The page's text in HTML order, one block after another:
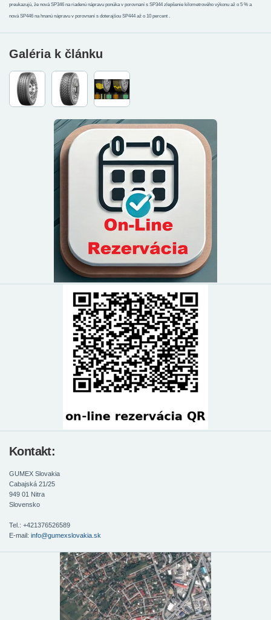
preukazujú, že nová SP346 na riadenú nápravu ponúka v porovnaní s SP344 zlepšenie kilometrového výkonu až o 5 % a
nová SP446 na hnanú nápravu v porovnaní s doterajšou SP444 až o 10 percent .
Galéria k článku
Kontakt:
GUMEX Slovakia
Cabajská 21/25
949 01 Nitra
Slovensko
Tel.: +421376526589
E-mail: info@gumexslovakia.sk